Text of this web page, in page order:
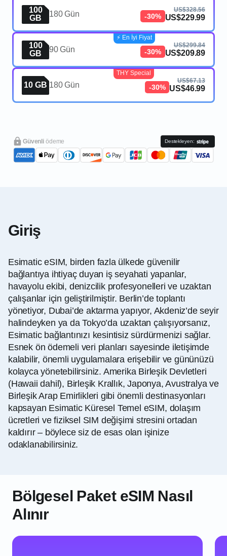
100
GB
180 Gün -30%
US$328.56
US$229.99
100
GB
90 Gün -30%
US$299.84
US$209.89
⚡️ En İyi Fiyat
10 GB 180 Gün -30%
US$67.13
US$46.99
THY Special
Güvenli ödeme Destekleyen:
Giriş
Esimatic eSIM, birden fazla ülkede güvenilir
bağlantıya ihtiyaç duyan iş seyahati yapanlar,
havayolu ekibi, denizcilik profesyonelleri ve uzaktan
çalışanlar için geliştirilmiştir. Berlin’de toplantı
yönetiyor, Dubai’de aktarma yapıyor, Akdeniz’de seyir
halindeyken ya da Tokyo’da uzaktan çalışıyorsanız,
Esimatic bağlantınızı kesintisiz sürdürmenizi sağlar.
Esnek ön ödemeli veri planları sayesinde iletişimde
kalabilir, önemli uygulamalara erişebilir ve gününüzü
kolayca yönetebilirsiniz. Amerika Birleşik Devletleri
(Hawaii dahil), Birleşik Krallık, Japonya, Avustralya ve
Birleşik Arap Emirlikleri gibi önemli destinasyonları
kapsayan Esimatic Küresel Temel eSIM, dolaşım
ücretleri ve fiziksel SIM değişimi stresini ortadan
kaldırır – böylece siz de esas olan işinize
odaklanabilirsiniz.
Bölgesel Paket eSIM Nasıl
Alınır